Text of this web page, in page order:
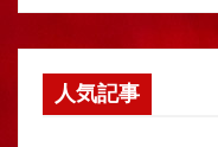
人気記事